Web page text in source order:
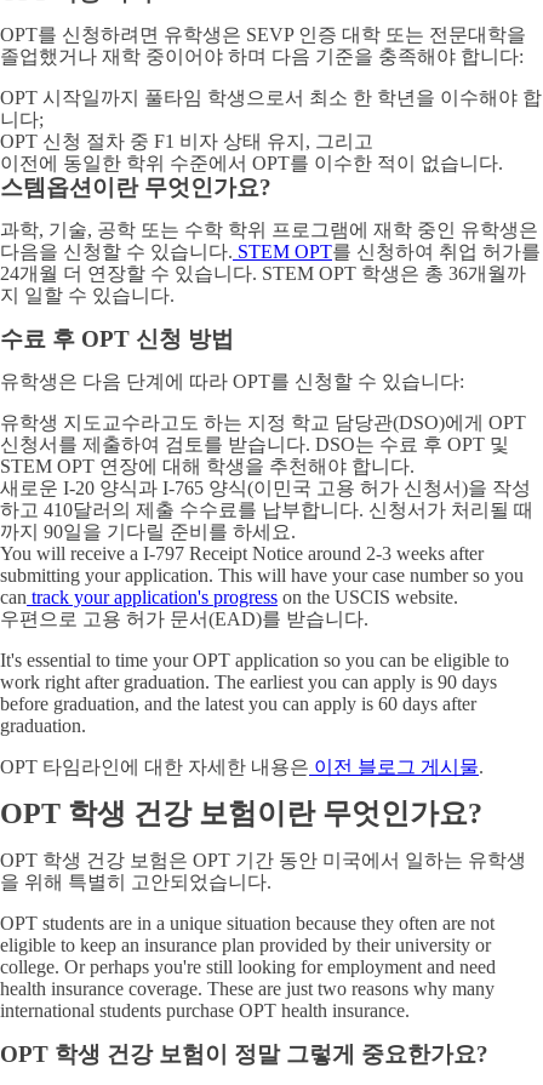
OPT를 신청하려면 유학생은 SEVP 인증 대학 또는 전문대학을
졸업했거나 재학 중이어야 하며 다음 기준을 충족해야 합니다:
OPT 시작일까지 풀타임 학생으로서 최소 한 학년을 이수해야 합
니다;
OPT 신청 절차 중 F1 비자 상태 유지, 그리고
이전에 동일한 학위 수준에서 OPT를 이수한 적이 없습니다.
스템옵션이란 무엇인가요?
과학, 기술, 공학 또는 수학 학위 프로그램에 재학 중인 유학생은
다음을 신청할 수 있습니다. STEM OPT를 신청하여 취업 허가를
24개월 더 연장할 수 있습니다. STEM OPT 학생은 총 36개월까
지 일할 수 있습니다.
수료 후 OPT 신청 방법
유학생은 다음 단계에 따라 OPT를 신청할 수 있습니다:
유학생 지도교수라고도 하는 지정 학교 담당관(DSO)에게 OPT
신청서를 제출하여 검토를 받습니다. DSO는 수료 후 OPT 및
STEM OPT 연장에 대해 학생을 추천해야 합니다.
새로운 I-20 양식과 I-765 양식(이민국 고용 허가 신청서)을 작성
하고 410달러의 제출 수수료를 납부합니다. 신청서가 처리될 때
까지 90일을 기다릴 준비를 하세요.
You will receive a I-797 Receipt Notice around 2-3 weeks after
submitting your application. This will have your case number so you
can track your application's progress on the USCIS website.
우편으로 고용 허가 문서(EAD)를 받습니다.
It's essential to time your OPT application so you can be eligible to
work right after graduation. The earliest you can apply is 90 days
before graduation, and the latest you can apply is 60 days after
graduation.
OPT 타임라인에 대한 자세한 내용은 이전 블로그 게시물.
OPT 학생 건강 보험이란 무엇인가요?
OPT 학생 건강 보험은 OPT 기간 동안 미국에서 일하는 유학생
을 위해 특별히 고안되었습니다.
OPT students are in a unique situation because they often are not
eligible to keep an insurance plan provided by their university or
college. Or perhaps you're still looking for employment and need
health insurance coverage. These are just two reasons why many
international students purchase OPT health insurance.
OPT 학생 건강 보험이 정말 그렇게 중요한가요?